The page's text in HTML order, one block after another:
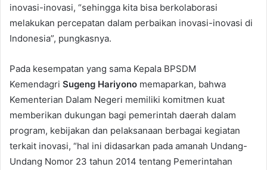
inovasi-inovasi, “sehingga kita bisa berkolaborasi
melakukan percepatan dalam perbaikan inovasi-inovasi di
Indonesia”, pungkasnya.
Pada kesempatan yang sama Kepala BPSDM
Kemendagri Sugeng Hariyono memaparkan, bahwa
Kementerian Dalam Negeri memiliki komitmen kuat
memberikan dukungan bagi pemerintah daerah dalam
program, kebijakan dan pelaksanaan berbagai kegiatan
terkait inovasi, “hal ini didasarkan pada amanah Undang-
Undang Nomor 23 tahun 2014 tentang Pemerintahan